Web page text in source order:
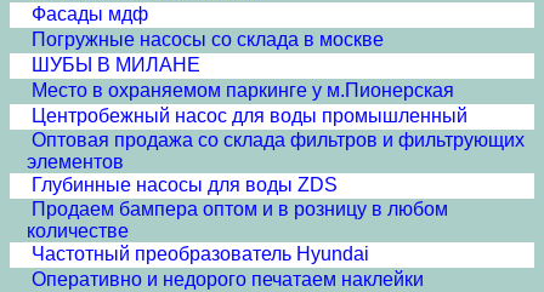
Фасады мдф
Погружные насосы со склада в москве
ШУБЫ В МИЛАНЕ
Место в охраняемом паркинге у м.Пионерская
Центробежный насос для воды промышленный
Оптовая продажа со склада фильтров и фильтрующих
элементов
Глубинные насосы для воды ZDS
Продаем бампера оптом и в розницу в любом
количестве
Частотный преобразователь Hyundai
Оперативно и недорого печатаем наклейки